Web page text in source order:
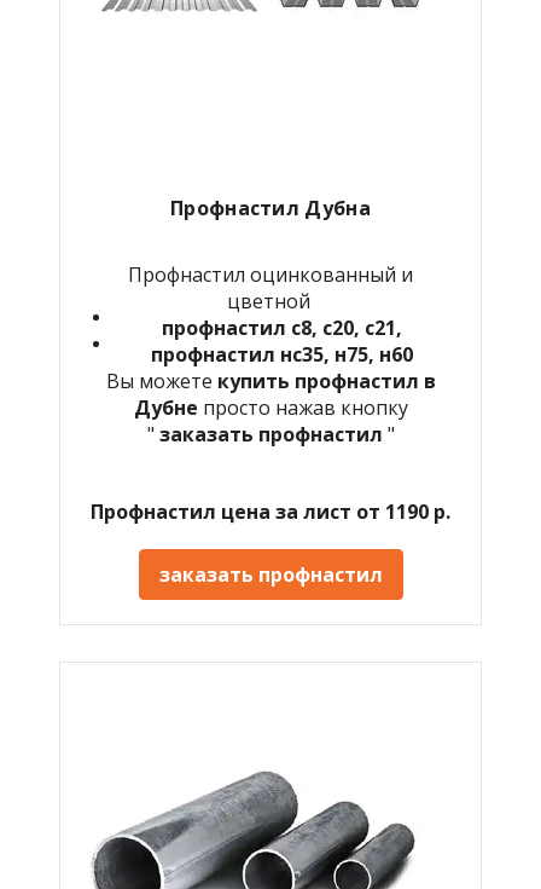
Профнастил Дубна
Профнастил оцинкованный и
цветной
профнастил с8, с20, с21,
профнастил нс35, н75, н60
Вы можете купить профнастил в
Дубне просто нажав кнопку
" заказать профнастил "
Профнастил цена за лист от 1190 р.
заказать профнастил